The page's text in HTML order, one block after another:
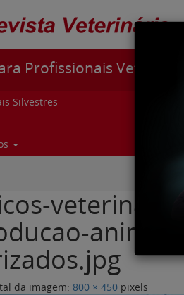
Profissionais
Silvestres
animal-
da imagem: 800 × 450 pixels